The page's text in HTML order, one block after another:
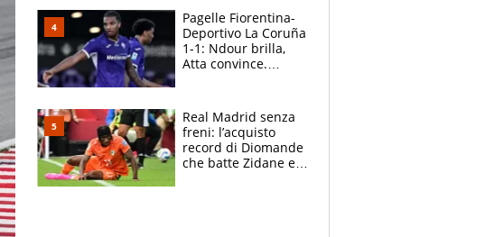
adesso
Pagelle Fiorentina-
Deportivo La Coruña
1-1: Ndour brilla,
Atta convince.
Real Madrid senza
freni: l’acquisto
record di Diomande
che batte Zidane e